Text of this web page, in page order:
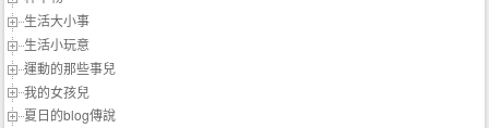
生活大小事
生活小玩意
運動的那些事兒
我的女孩兒
夏日的blog傳說